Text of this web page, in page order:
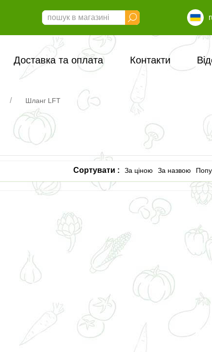
Доставка та оплата Контакти
Шланг LFT
Сортувати : За ціною За назвою